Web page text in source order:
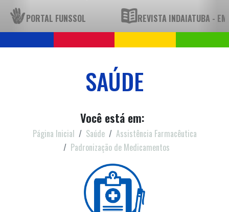
PORTAL FUNSSOL REVISTA INDAIATUBA -
SAÚDE
Você está em:
Página Inicial Saúde
Assistência Farmacêutica
Padronização de Medicamentos